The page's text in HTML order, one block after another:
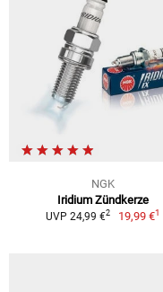
NGK
Iridium Zündkerze
UVP 24,99 €2 19,99 €1